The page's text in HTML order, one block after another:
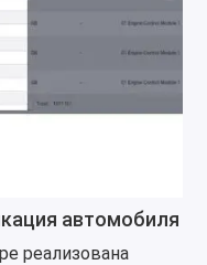
автомобиля
реализована